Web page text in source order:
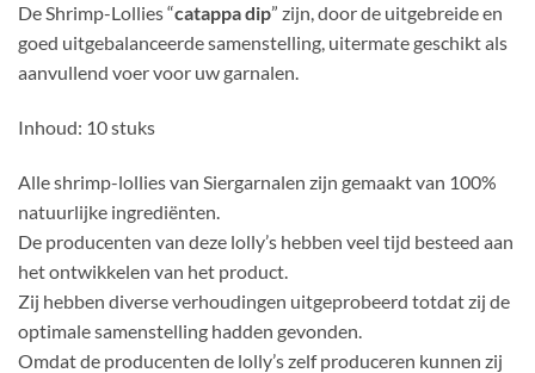
De Shrimp-Lollies “catappa dip” zijn, door de uitgebreide en
goed uitgebalanceerde samenstelling, uitermate geschikt als
aanvullend voer voor uw garnalen.
Inhoud: 10 stuks
Alle shrimp-lollies van Siergarnalen zijn gemaakt van 100%
natuurlijke ingrediënten.
De producenten van deze lolly’s hebben veel tijd besteed aan
het ontwikkelen van het product.
Zij hebben diverse verhoudingen uitgeprobeerd totdat zij de
optimale samenstelling hadden gevonden.
Omdat de producenten de lolly’s zelf produceren kunnen zij